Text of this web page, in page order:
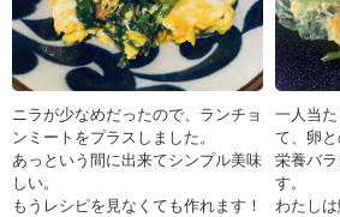
ニラが少なめだったので、ランチョ
ンミートをプラスしました。
あっという間に出来てシンプル美味
しい。
もうレシピを見なくても作れます！
一人当
て、卵
栄養バ
す。
わたし